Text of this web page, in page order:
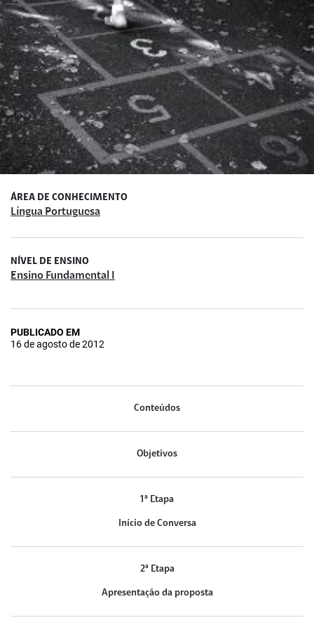
ÁREA DE CONHECIMENTO
Língua Portuguesa
NÍVEL DE ENSINO
Ensino Fundamental I
PUBLICADO EM
16 de agosto de 2012
Conteúdos
Objetivos
1ª Etapa
Início de Conversa
2ª Etapa
Apresentação da proposta